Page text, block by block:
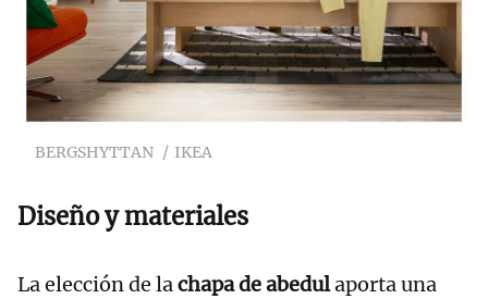
BERGSHYTTAN IKEA
Diseño y materiales
La elección de lachapa de abedulaporta una